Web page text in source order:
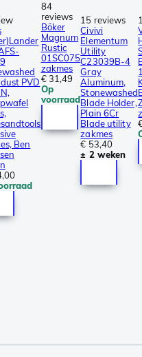
PVD
Ben
84
reviews
Böker
Magnum
Rustic
01SC075
zakmes
€ 31,49
Op
voorraad
15 reviews
Civivi
Elementum
Utility
C23039B-4
Gray
Aluminum,
Stonewashed
Blade Holder,
Plain 6Cr
Blade utility
zakmes
€ 53,40
± 2 weken